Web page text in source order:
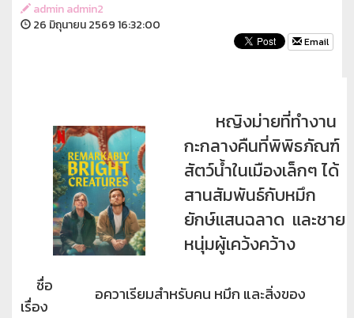
admin admin2
26 มิถุนายน 2569 16:32:00
Email
หญิงม่ายที่ทำงาน
กะกลางคืนที่พิพิธภัณฑ์
สัตว์น้ำในเมืองเล็กๆ ได้
สานสัมพันธ์กับหมึก
ยักษ์แสนฉลาด และชาย
หนุ่มผู้เคว้งคว้าง
ชื่อ
เรื่อง
อควาเรียมสำหรับคน หมึก และสิ่งของ